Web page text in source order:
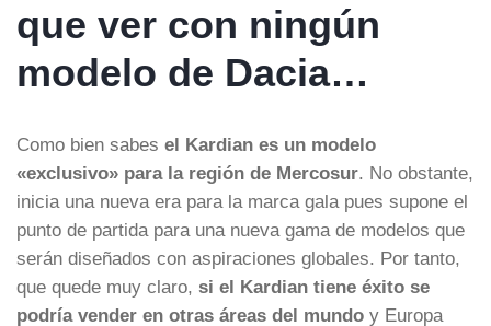
que ver con ningún
modelo de Dacia…
Como bien sabes el Kardian es un modelo
«exclusivo» para la región de Mercosur. No obstante,
inicia una nueva era para la marca gala pues supone el
punto de partida para una nueva gama de modelos que
serán diseñados con aspiraciones globales. Por tanto,
que quede muy claro, si el Kardian tiene éxito se
podría vender en otras áreas del mundo y Europa